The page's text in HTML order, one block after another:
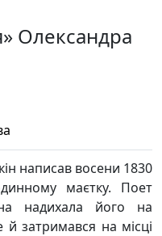
Олександра
написав восени 1830
маєтку. Поет
надихала його на
й затримався на місці